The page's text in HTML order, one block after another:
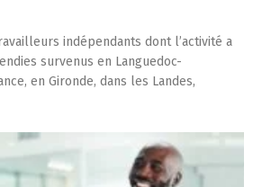
indépendants dont l’activité a
survenus en Languedoc-
en Gironde, dans les Landes,